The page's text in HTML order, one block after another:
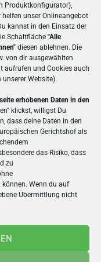
Produktkonfigurator),
unser Onlineangebot
kannst in den Einsatz der
Schaltfläche "Alle
diesen ablehnen. Die
von dir ausgewählten
aufrufen und Cookies auch
Website).
erhobenen Daten in den
klickst, willigst Du
dass deine Daten in den
Gerichtshof als
das Risiko, dass
zu
können. Wenn du auf
Übermittlung nicht
Motive ganz
brillante
Detail
Karte einen
deine
direkt an
verpackt in
So